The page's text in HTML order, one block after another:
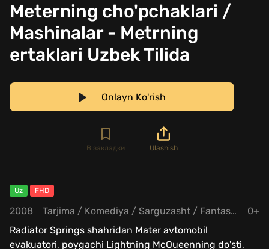
Meterning cho'pchaklari /
Mashinalar - Metrning
ertaklari Uzbek Tilida
Onlayn Ko'rish
В закладки Ulashish
Uz FHD
2008 Tarjima / Komediya / Sarguzasht / Fantastika
0+
Radiator Springs shahridan Mater avtomobil
evakuatori, poygachi Lightning McQueenning do'sti,